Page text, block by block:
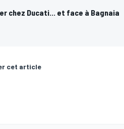
chez Ducati... et face à Bagnaia
cet article